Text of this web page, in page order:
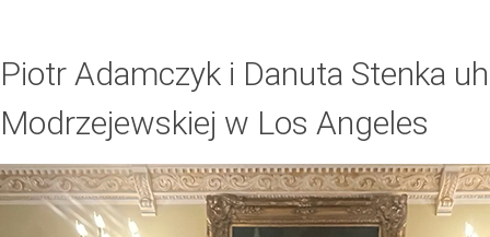
Piotr Adamczyk i Danuta Stenka
Modrzejewskiej w Los Angeles